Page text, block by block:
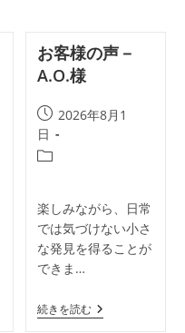
お客様の声－
A.O.様
投
稿
公
2026年8月1
日
投
テ
ゴ
リ
ー:
楽しみながら、日常
では気づけない小さ
な発見を得ることが
できま…
続きを読むお
客